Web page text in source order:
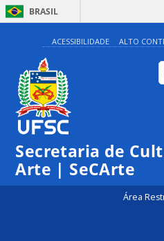
BRASIL
ACESSIBILIDADE ALTO
Secretaria de
Arte | SeCArte
Área
0:00
1:00